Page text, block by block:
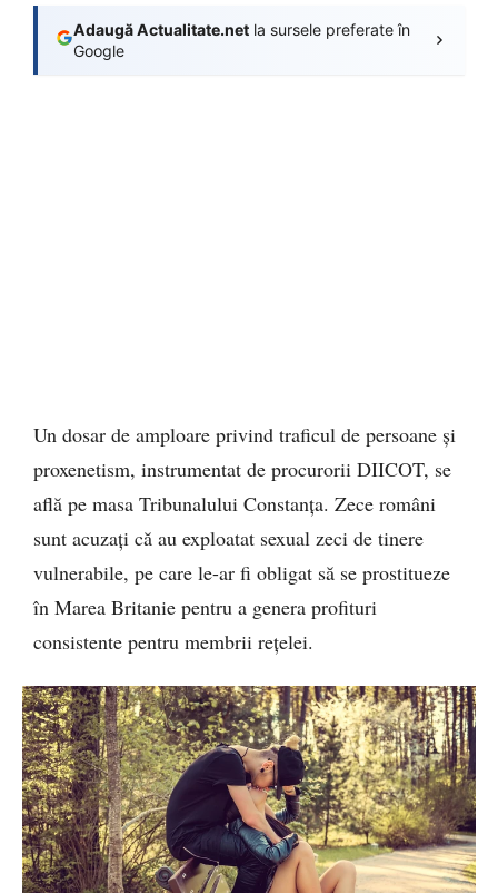
Adaugă Actualitate.net la sursele preferate în
Google
Un dosar de amploare privind traficul de persoane și
proxenetism, instrumentat de procurorii DIICOT, se
află pe masa Tribunalului Constanța. Zece români
sunt acuzați că au exploatat sexual zeci de tinere
vulnerabile, pe care le-ar fi obligat să se prostitueze
în Marea Britanie pentru a genera profituri
consistente pentru membrii rețelei.